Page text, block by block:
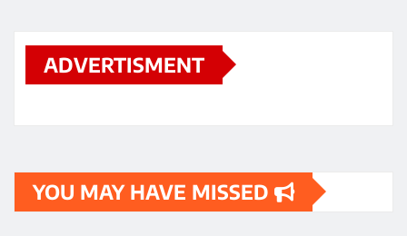
ADVERTISMENT
YOU MAY HAVE MISSED